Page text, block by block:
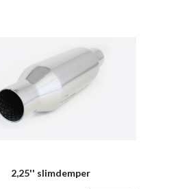
2,25'' slimdemper